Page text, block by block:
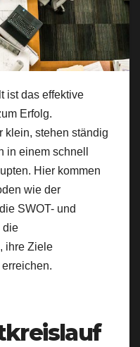
ist das effektive
Erfolg.
klein, stehen ständig
in einem schnell
Hier kommen
wie der
SWOT- und
die
ihre Ziele